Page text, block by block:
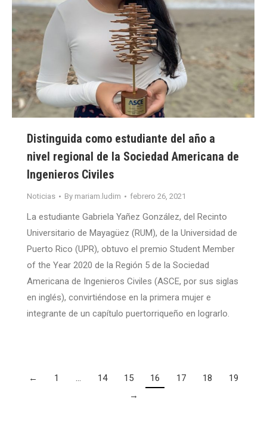
Distinguida como estudiante del año a
nivel regional de la Sociedad Americana de
Ingenieros Civiles
Noticias By mariam.ludim febrero 26, 2021
La estudiante Gabriela Yañez González, del Recinto
Universitario de Mayagüez (RUM), de la Universidad de
Puerto Rico (UPR), obtuvo el premio Student Member
of the Year 2020 de la Región 5 de la Sociedad
Americana de Ingenieros Civiles (ASCE, por sus siglas
en inglés), convirtiéndose en la primera mujer e
integrante de un capítulo puertorriqueño en lograrlo.
← 1 … 14 15 16 17 18
19
→